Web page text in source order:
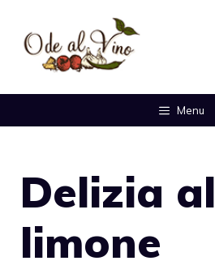
contenuto
Menu
Delizia al
limone